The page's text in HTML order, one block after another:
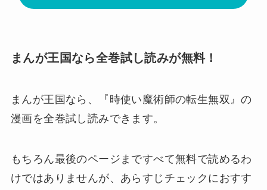
まんが王国なら全巻試し読みが無料！
まんが王国なら、
『時使い魔術師の転生無双』の
漫画を全巻試し読みできます。
もちろん最後のページまですべて無料で読めるわ
けではありませんが、あらすじチェックにおすす